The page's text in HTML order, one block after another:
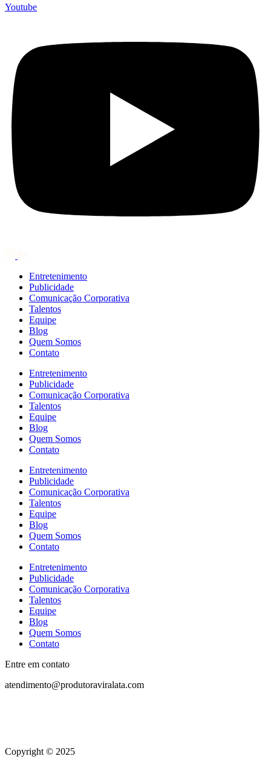
Youtube
Entretenimento
Publicidade
Comunicação Corporativa
Talentos
Equipe
Blog
Quem Somos
Contato
Entretenimento
Publicidade
Comunicação Corporativa
Talentos
Equipe
Blog
Quem Somos
Contato
Entretenimento
Publicidade
Comunicação Corporativa
Talentos
Equipe
Blog
Quem Somos
Contato
Entretenimento
Publicidade
Comunicação Corporativa
Talentos
Equipe
Blog
Quem Somos
Contato
Entre em contato
atendimento@produtoraviralata.com
Copyright © 2025